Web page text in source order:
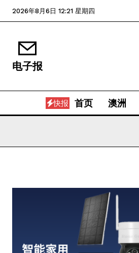
2026年8月6日 12:21 星期四
电子报
快报 首页 澳洲